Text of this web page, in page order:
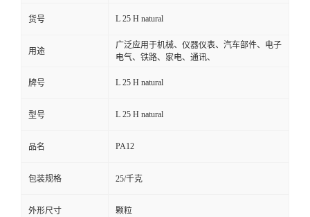
货号 L 25 H natural
用途
广泛应用于机械、仪器仪表、汽车部件、电子
电气、铁路、家电、通讯、
牌号 L 25 H natural
型号 L 25 H natural
品名 PA12
包装规格 25/千克
外形尺寸 颗粒